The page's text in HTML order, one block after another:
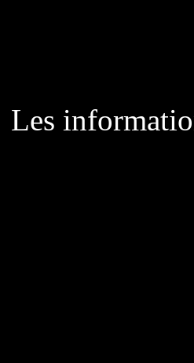
Les